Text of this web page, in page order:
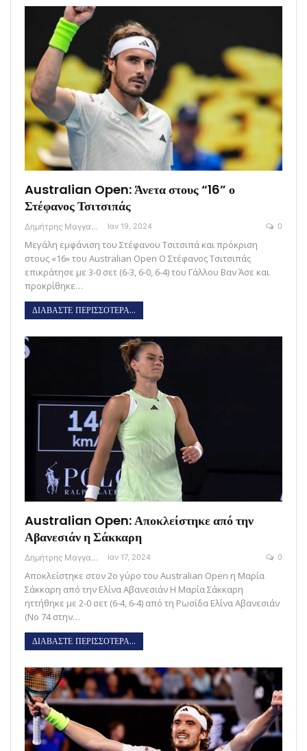
Australian Open: Άνετα στους “16” ο
Στέφανος Τσιτσιπάς
Δημήτρης Μαγγανάρης Ιαν 19, 2024 0
Μεγάλη εμφάνιση του Στέφανου Τσιτσιπά και πρόκριση
στους «16» του Australian Open O Στέφανος Τσιτσιπάς
επικράτησε με 3-0 σετ (6-3, 6-0, 6-4) του Γάλλου Βαν Άσε και
προκρίθηκε…
ΔΙΑΒΑΣΤΕ ΠΕΡΙΣΣΟΤΕΡΑ...
Australian Open: Αποκλείστηκε από την
Αβανεσιάν η Σάκκαρη
Δημήτρης Μαγγανάρης Ιαν 17, 2024 0
Αποκλείστηκε στον 2ο γύρο του Australian Open η Μαρία
Σάκκαρη από την Ελίνα Αβανεσιάν Η Μαρία Σάκκαρη
ηττήθηκε με 2-0 σετ (6-4, 6-4) από τη Ρωσίδα Ελίνα Αβανεσιάν
(Νο 74 στην…
ΔΙΑΒΑΣΤΕ ΠΕΡΙΣΣΟΤΕΡΑ...